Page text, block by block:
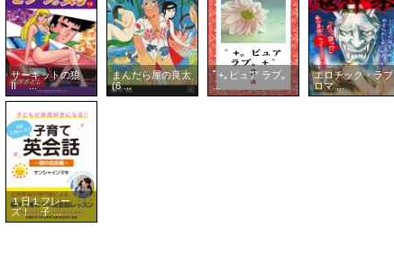
サーキットの狼
II ...
まんだら屋の良太
(6 ...
ﾟ+｡ピュア ラブ｡
...
エロチック・ラブ
ロマ ...
１日１フレー
ズ！ 子 ...